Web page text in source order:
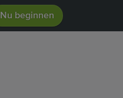
Nu beginnen